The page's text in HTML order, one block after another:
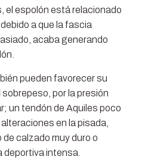
el espolón está relacionado
debido a que la fascia
acaba generando
pueden favorecer su
por la presión
un tendón de Aquiles poco
en la pisada,
de calzado muy duro o
deportiva intensa.